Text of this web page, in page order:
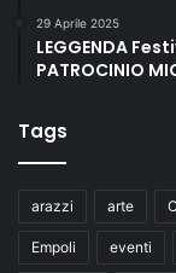
29 Aprile 2025
LEGGENDA
PATROCINIO
Tags
arazzi arte
Empoli eventi